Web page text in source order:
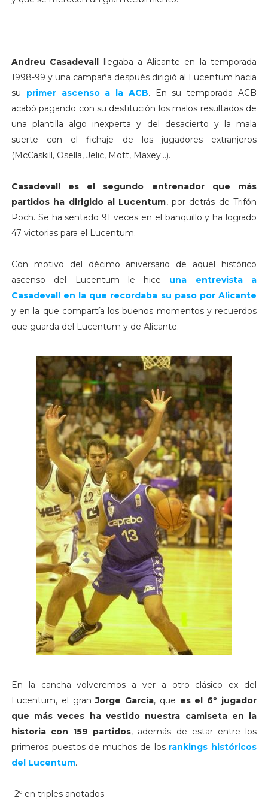
Andreu Casadevall llegaba a Alicante en la temporada
1998-99 y una campaña después dirigió al Lucentum hacia
su primer ascenso a la ACB. En su temporada ACB
acabó pagando con su destitución los malos resultados de
una plantilla algo inexperta y del desacierto y la mala
suerte con el fichaje de los jugadores extranjeros
(McCaskill, Osella, Jelic, Mott, Maxey...).
Casadevall es el segundo entrenador que más
partidos ha dirigido al Lucentum, por detrás de Trifón
Poch. Se ha sentado 91 veces en el banquillo y ha logrado
47 victorias para el Lucentum.
Con motivo del décimo aniversario de aquel histórico
ascenso del Lucentum le hice una entrevista a
Casadevall en la que recordaba su paso por Alicante
y en la que compartía los buenos momentos y recuerdos
que guarda del Lucentum y de Alicante.
En la cancha volveremos a ver a otro clásico ex del
Lucentum, el granJorge García, que es el 6º jugador
que más veces ha vestido nuestra camiseta en la
historia con 159 partidos, además de estar entre los
primeros puestos de muchos de los rankings históricos
del Lucentum.
-2º en triples anotados